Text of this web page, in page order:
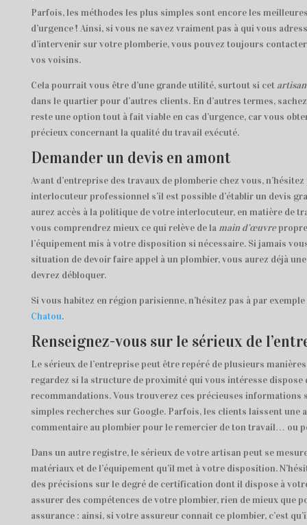
Parfois, les méthodes les plus simples sont encore les
d’urgence ! Ainsi, si vous ne savez vraiment pas à qui vous
d’intervenir sur votre plomberie, vous pouvez toujours
vos voisins.
Cela pourrait vous être d’une grande utilité, surtout si cet artisan
dans le quartier pour d’autres clients. En d’autres termes,
reste une option tout à fait viable en cas d’urgence, car vous
précieux concernant la qualité du travail exécuté.
Demander un devis en amont
Avant d’entreprise des travaux de plomberie chez vous,
interlocuteur professionnel s’il est possible d’établir un devis
aurez accès à la politique de votre interlocuteur, en matière de
vous comprendrez mieux ce qui relève de la main d’œuvre
l’équipement mis à votre disposition si nécessaire. Si jamais
situation de devoir faire appel à un plombier, vous aurez déjà
devrez débloquer.
Si vous habitez en région parisienne, n’hésitez pas à par
Chatou.
Renseignez-vous sur le sérieux de
Le sérieux de l’entreprise peut être repéré de plusieurs
regardez si la structure de proximité qui vous intéresse dispose
recommandations. Vous trouverez ces précieuses informations
simples recherches sur Google. Parfois, les clients laissent une
commentaire au plombier pour le remercier de ton travail… ou
Dans un autre registre, le sérieux de votre artisan peut se
matériaux et de l’équipement qu’il met à votre disposition.
des précisions sur le degré de certification dont il dispose à
assurer des compétences de votre plombier, rien de mieux que
assurance : ainsi, si votre assureur connait ce plombier, c’est